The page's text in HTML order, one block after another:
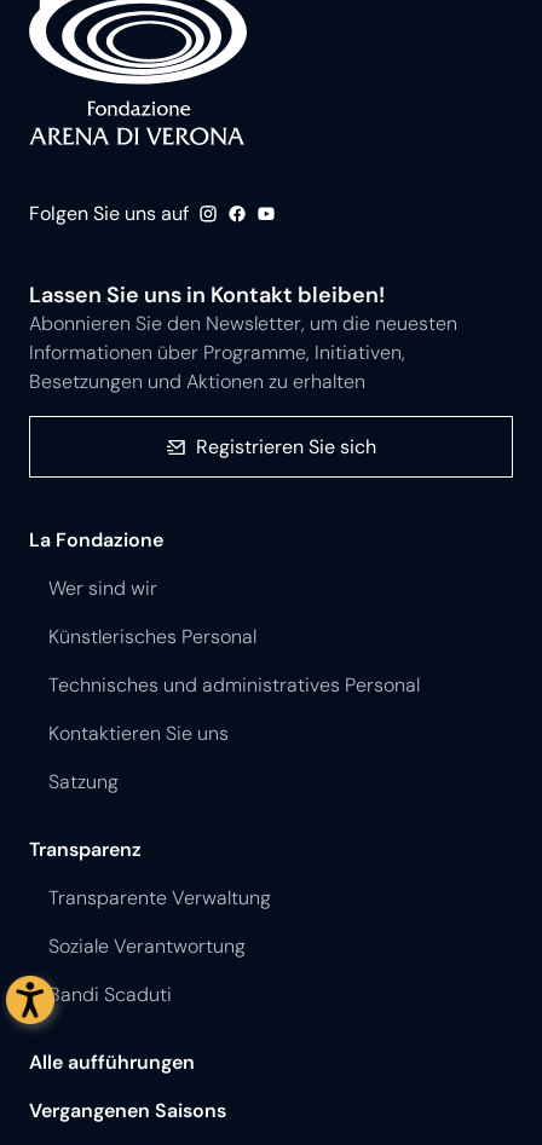
Folgen Sie uns auf
Lassen Sie uns in Kontakt bleiben!
Abonnieren Sie den Newsletter, um die neuesten
Informationen über Programme, Initiativen,
Besetzungen und Aktionen zu erhalten
Registrieren Sie sich
La Fondazione
Wer sind wir
Künstlerisches Personal
Technisches und administratives Personal
Kontaktieren Sie uns
Satzung
Transparenz
Transparente Verwaltung
Soziale Verantwortung
Bandi Scaduti
Alle aufführungen
Vergangenen Saisons